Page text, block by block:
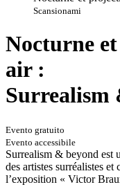
Scansionami
Nocturne
air :
Surrealism
Evento gratuito
Evento accessibile
Surrealism & beyond est
des artistes surréalistes
l’exposition « Victor